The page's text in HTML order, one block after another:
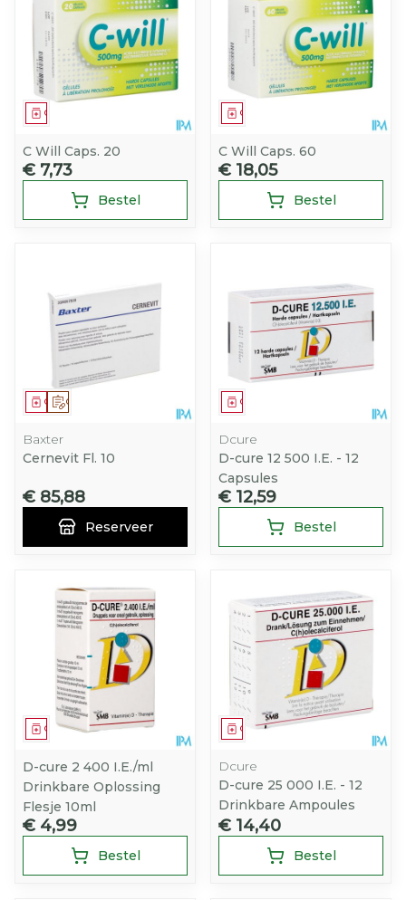
Geneesmiddel
C Will Caps. 20
€ 7,73
Bestel
Geneesmiddel
C Will Caps. 60
€ 18,05
Bestel
Op voorschrift
Geneesmiddel
Baxter
Cernevit Fl. 10
€ 85,88
Reserveer
Geneesmiddel
Dcure
D-cure 12 500 I.E. - 12
Capsules
€ 12,59
Bestel
Geneesmiddel
D-cure 2 400 I.E./ml
Drinkbare Oplossing
Flesje 10ml
€ 4,99
Bestel
Geneesmiddel
Dcure
D-cure 25 000 I.E. - 12
Drinkbare Ampoules
€ 14,40
Bestel